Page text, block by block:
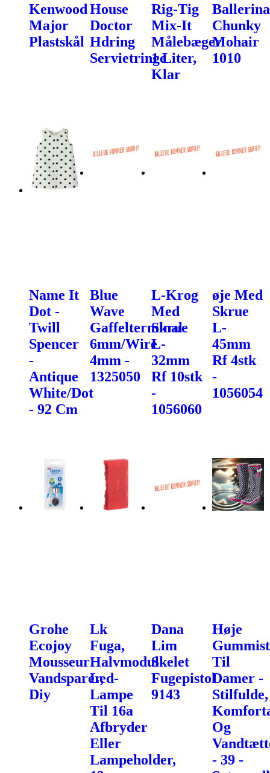
Kenwood
Major
Plastskål
House
Doctor
Hdring
Servietringe
Rig-Tig
Mix-It
Målebæger
1 Liter,
Klar
Ballerina
Chunky
Mohair
1010
Name It
Dot -
Twill
Spencer
-
Antique
White/Dot
- 92 Cm
Blue
Wave
Gaffelterminal
6mm/Wire
4mm -
1325050
L-Krog
Med
Skrue
L-
32mm
Rf 10stk
-
1056060
øje Med
Skrue
L-
45mm
Rf 4stk
-
1056054
Grohe
Ecojoy
Mousseur
Vandsparer,
Diy
Lk
Fuga,
Halvmodul
Led-
Lampe
Til 16a
Afbryder
Eller
Lampeholder,
Dana
Lim
Skelet
Fugepistol
9143
Høje
Til
Damer -
Stilfulde,
Og
- 39 -